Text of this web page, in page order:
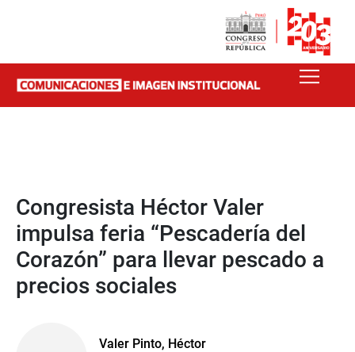
Congresista Héctor Valer
impulsa feria “Pescadería del
Corazón” para llevar pescado a
precios sociales
Valer Pinto, Héctor